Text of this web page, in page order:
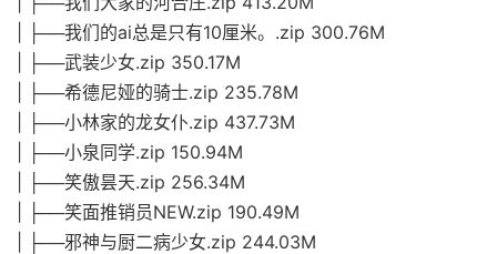
| ├──我们的ai总是只有10厘米。.zip 300.76M
| ├──武装少女.zip 350.17M
| ├──希德尼娅的骑士.zip 235.78M
| ├──小林家的龙女仆.zip 437.73M
| ├──小泉同学.zip 150.94M
| ├──笑傲昙天.zip 256.34M
| ├──笑面推销员NEW.zip 190.49M
| ├──邪神与厨二病少女.zip 244.03M